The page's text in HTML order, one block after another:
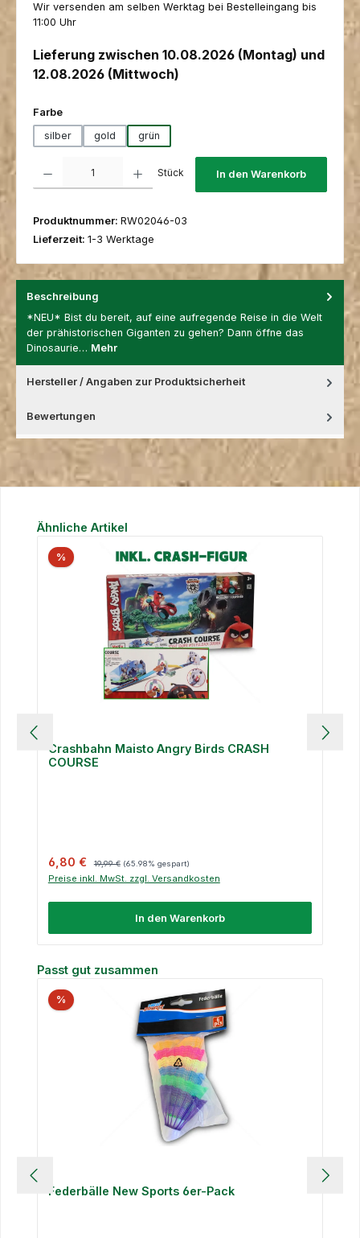
Wir versenden am selben Werktag bei Bestelleingang bis
11:00 Uhr
Lieferung zwischen 10.08.2026 (Montag) und
12.08.2026 (Mittwoch)
Farbeauswählen
silber
gold grün
Stück In den Warenkorb
Produktnummer: RW02046-03
Lieferzeit: 1-3 Werktage
Beschreibung
*NEU* Bist du bereit, auf eine aufregende Reise in die Welt
der prähistorischen Giganten zu gehen? Dann öffne das
Dinosaurie… Mehr
Hersteller / Angaben zur Produktsicherheit
Bewertungen
Produktgalerie überspringen
Ähnliche Artikel
%
Crashbahn Maisto Angry Birds CRASH
COURSE
Verkaufspreis:
6,80 € Regulärer Preis:
19,99 € (65.98% gespart)
Preise inkl. MwSt. zzgl. Versandkosten
In den Warenkorb
Produktgalerie überspringen
Passt gut zusammen
%
Federbälle New Sports 6er-Pack